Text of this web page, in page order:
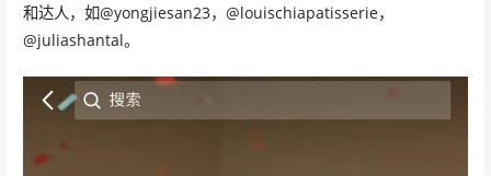
和达人，如@yongjiesan23，@louischiapatisserie，
@juliashantal。